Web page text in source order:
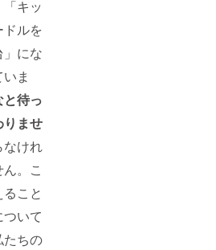
キッ
ルを
にな
ま
待っ
りませ
なけれ
。こ
こと
いて
たちの